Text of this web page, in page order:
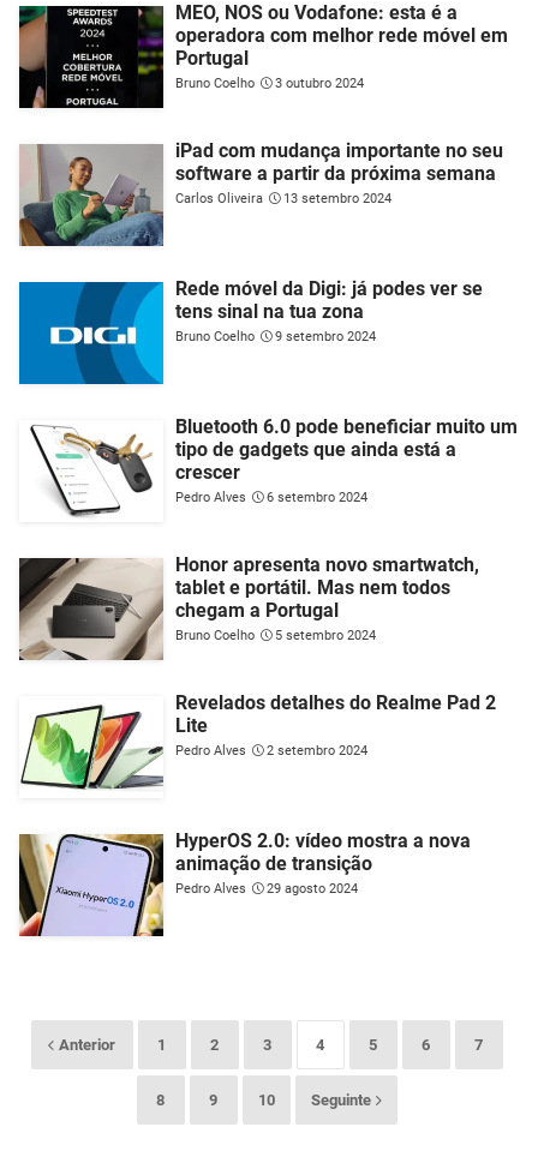
MEO, NOS ou Vodafone: esta é a
operadora com melhor rede móvel em
Portugal
Bruno Coelho 3 outubro 2024
iPad com mudança importante no seu
software a partir da próxima semana
Carlos Oliveira 13 setembro 2024
Rede móvel da Digi: já podes ver se
tens sinal na tua zona
Bruno Coelho 9 setembro 2024
Bluetooth 6.0 pode beneficiar muito um
tipo de gadgets que ainda está a
crescer
Pedro Alves 6 setembro 2024
Honor apresenta novo smartwatch,
tablet e portátil. Mas nem todos
chegam a Portugal
Bruno Coelho 5 setembro 2024
Revelados detalhes do Realme Pad 2
Lite
Pedro Alves 2 setembro 2024
HyperOS 2.0: vídeo mostra a nova
animação de transição
Pedro Alves 29 agosto 2024
Anterior 1 2 3 4 5 6 7
8 9 10 Seguinte